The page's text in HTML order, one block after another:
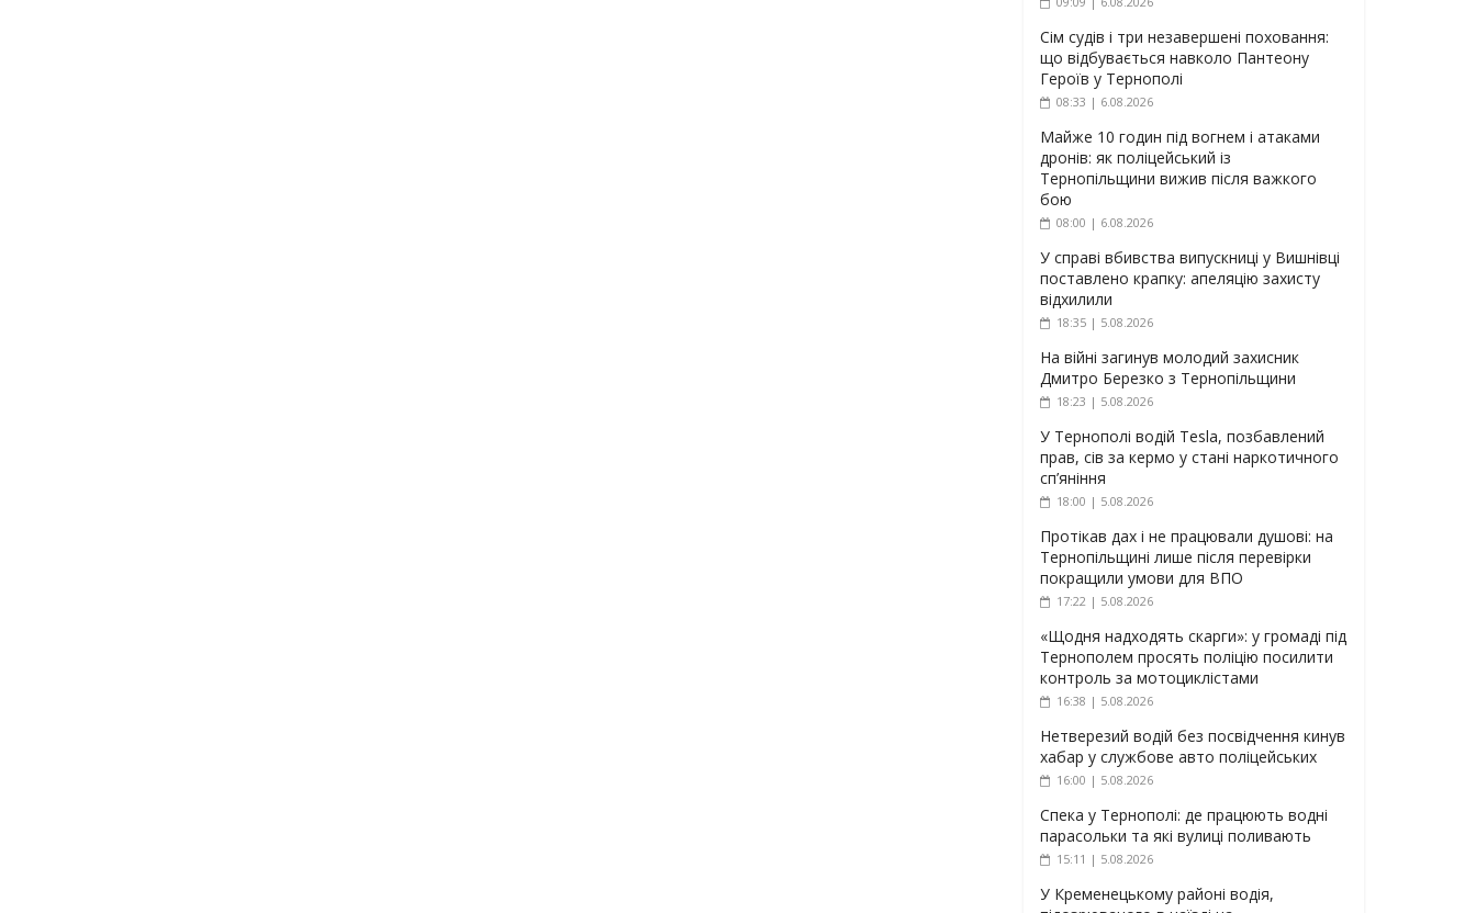
Сім судів і три незавершені поховання:
що відбувається навколо Пантеону
Героїв у Тернополі
08:33 | 6.08.2026
Майже 10 годин під вогнем і атаками
дронів: як поліцейський із
Тернопільщини вижив після важкого
бою
08:00 | 6.08.2026
У справі вбивства випускниці у Вишнівці
поставлено крапку: апеляцію захисту
відхилили
18:35 | 5.08.2026
На війні загинув молодий захисник
Дмитро Березко з Тернопільщини
18:23 | 5.08.2026
У Тернополі водій Tesla, позбавлений
прав, сів за кермо у стані наркотичного
сп’яніння
18:00 | 5.08.2026
Протікав дах і не працювали душові: на
Тернопільщині лише після перевірки
покращили умови для ВПО
17:22 | 5.08.2026
«Щодня надходять скарги»: у громаді під
Тернополем просять поліцію посилити
контроль за мотоциклістами
16:38 | 5.08.2026
Нетверезий водій без посвідчення кинув
хабар у службове авто поліцейських
16:00 | 5.08.2026
Спека у Тернополі: де працюють водні
парасольки та які вулиці поливають
15:11 | 5.08.2026
У Кременецькому районі водія,